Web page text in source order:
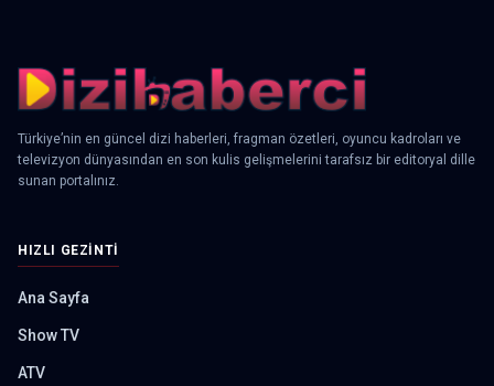
Türkiye’nin en güncel dizi haberleri, fragman özetleri, oyuncu kadroları ve
televizyon dünyasından en son kulis gelişmelerini tarafsız bir editoryal dille
sunan portalınız.
HIZLI GEZINTI
Ana Sayfa
Show TV
ATV